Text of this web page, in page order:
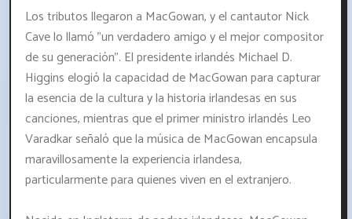
Los tributos llegaron a MacGowan, y el cantautor Nick
Cave lo llamó "un verdadero amigo y el mejor compositor
de su generación". El presidente irlandés Michael D.
Higgins elogió la capacidad de MacGowan para capturar
la esencia de la cultura y la historia irlandesas en sus
canciones, mientras que el primer ministro irlandés Leo
Varadkar señaló que la música de MacGowan encapsula
maravillosamente la experiencia irlandesa,
particularmente para quienes viven en el extranjero.